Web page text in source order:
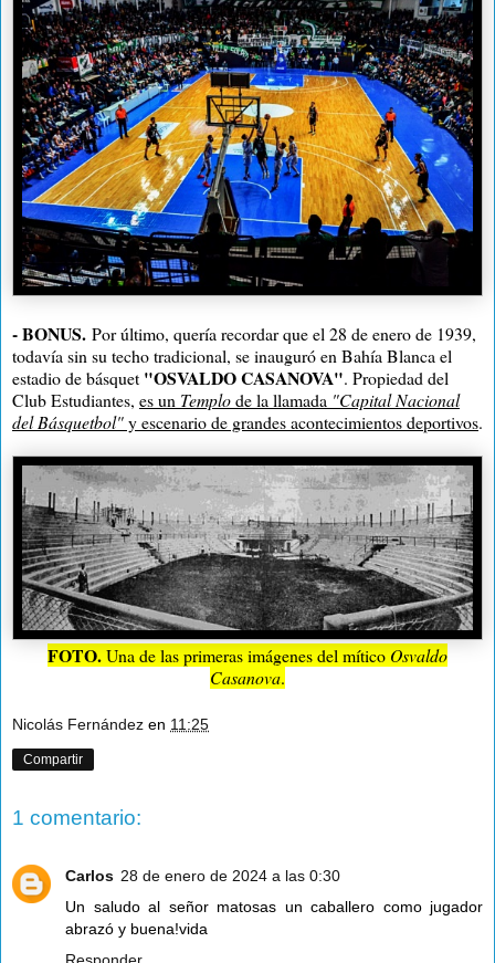
- BONUS. Por último, quería recordar que el 28 de enero de 1939,
todavía sin su techo tradicional, se inauguró en Bahía Blanca el
estadio de básquet "OSVALDO CASANOVA". Propiedad del
Club Estudiantes, es un Templode la llamada "Capital Nacional
del Básquetbol"y escenario de grandes acontecimientos deportivos.
FOTO.Una de las primeras imágenes del mítico Osvaldo
Casanova.
Nicolás Fernández en 11:25
Compartir
1 comentario:
Carlos 28 de enero de 2024 a las 0:30
Un saludo al señor matosas un caballero como jugador
abrazó y buena!vida
Responder